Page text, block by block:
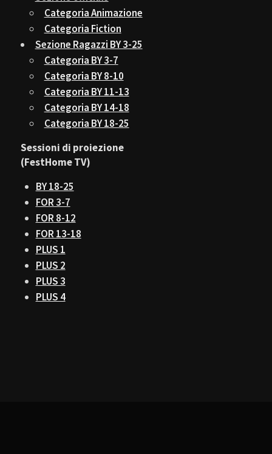
Categoria Animazione
Categoria Fiction
Sezione Ragazzi BY 3-25
Categoria BY 3-7
Categoria BY 8-10
Categoria BY 11-13
Categoria BY 14-18
Categoria BY 18-25
Sessioni di proiezione
(FestHome TV)
BY 18-25
FOR 3-7
FOR 8-12
FOR 13-18
PLUS 1
PLUS 2
PLUS 3
PLUS 4